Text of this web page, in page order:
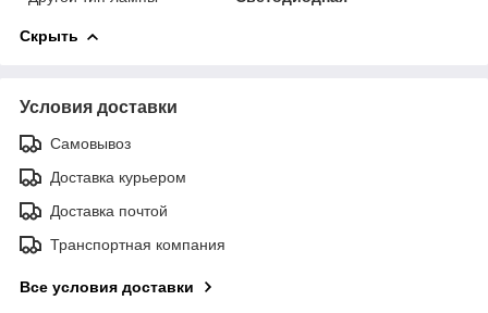
Скрыть
Условия доставки
Самовывоз
Доставка курьером
Доставка почтой
Транспортная компания
Все условия доставки